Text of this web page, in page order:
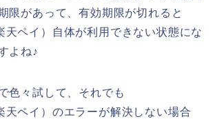
限があって、有効期限が切れると
天ペイ）自体が利用できない状態にな
よね♪
色々試して、それでも
天ペイ）のエラーが解決しない場合